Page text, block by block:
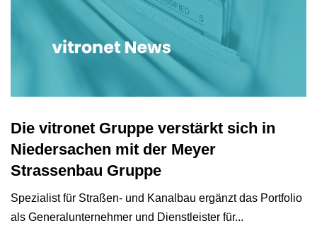
Die vitronet Gruppe verstärkt sich in
Niedersachen mit der Meyer
Strassenbau Gruppe
Spezialist für Straßen- und Kanalbau ergänzt das Portfolio
als Generalunternehmer und Dienstleister für...